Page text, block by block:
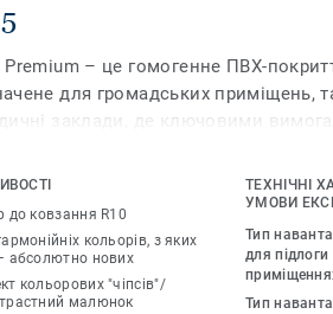
Premium – це гомогенне ПВХ-
для громадських приміщень,
заклади, де ключовими вимогами
покриття. Зміцнена
підвищену довговічність та
колекції Primo Premium
та аксесуарами групи
до ковзання R10
кольорів, з яких
абсолютно нових
кольорових "чіпсів"/
малюнок
ТЕХНІЧНІ
УМОВИ
Тип
для
Тип